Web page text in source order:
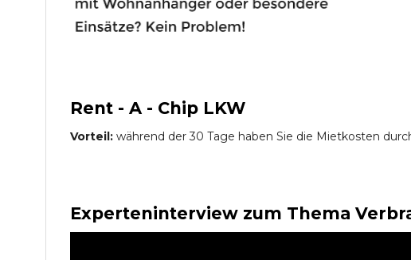
Rent - A - Chip LKW
Vorteil: während der 30 Tage haben Sie die Mietkosten
Experteninterview zum Thema